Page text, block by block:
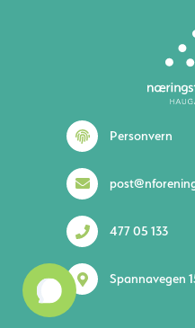
Personvern
477 05 133
Spannavegen
1